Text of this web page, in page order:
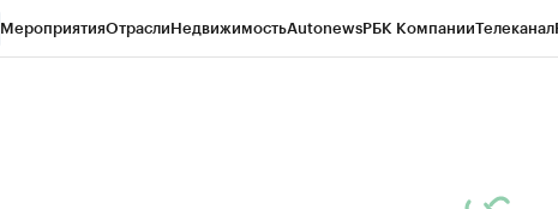
МероприятияОтраслиНедвижимостьAutonewsРБК КомпанииТелеканал